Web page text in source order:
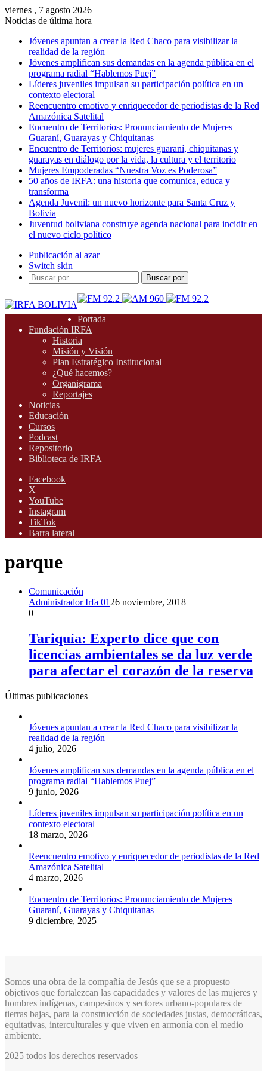
viernes , 7 agosto 2026
Noticias de última hora
Jóvenes apuntan a crear la Red Chaco para visibilizar la
realidad de la región
Jóvenes amplifican sus demandas en la agenda pública en el
programa radial “Hablemos Puej”
Líderes juveniles impulsan su participación política en un
contexto electoral
Reencuentro emotivo y enriquecedor de periodistas de la Red
Amazónica Satelital
Encuentro de Territorios: Pronunciamiento de Mujeres
Guaraní, Guarayas y Chiquitanas
Encuentro de Territorios: mujeres guaraní, chiquitanas y
guarayas en diálogo por la vida, la cultura y el territorio
Mujeres Empoderadas “Nuestra Voz es Poderosa”
50 años de IRFA: una historia que comunica, educa y
transforma
Agenda Juvenil: un nuevo horizonte para Santa Cruz y
Bolivia
Juventud boliviana construye agenda nacional para incidir en
el nuevo ciclo político
Publicación al azar
Switch skin
Buscar por
Portada
Fundación IRFA
Historia
Misión y Visión
Plan Estratégico Institucional
¿Qué hacemos?
Organigrama
Reportajes
Noticias
Educación
Cursos
Podcast
Repositorio
Biblioteca de IRFA
Facebook
X
YouTube
Instagram
TikTok
Barra lateral
parque
Comunicación
Administrador Irfa 01 26 noviembre, 2018
0
Tariquía: Experto dice que con
licencias ambientales se da luz verde
para afectar el corazón de la reserva
Últimas publicaciones
Jóvenes apuntan a crear la Red Chaco para visibilizar la
realidad de la región
4 julio, 2026
Jóvenes amplifican sus demandas en la agenda pública en el
programa radial “Hablemos Puej”
9 junio, 2026
Líderes juveniles impulsan su participación política en un
contexto electoral
18 marzo, 2026
Reencuentro emotivo y enriquecedor de periodistas de la Red
Amazónica Satelital
4 marzo, 2026
Encuentro de Territorios: Pronunciamiento de Mujeres
Guaraní, Guarayas y Chiquitanas
9 diciembre, 2025
Somos una obra de la compañía de Jesús que se a propuesto
objetivos que fortalezcan las capacidades y valores de las mujeres y
hombres indígenas, campesinos y sectores urbano-populares de
tierras bajas, para la construcción de sociedades justas, democráticas,
equitativas, interculturales y que viven en armonía con el medio
ambiente.
2025 todos los derechos reservados